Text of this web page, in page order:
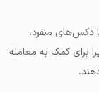
دکس‌های منفرد،
برای کمک به معامله